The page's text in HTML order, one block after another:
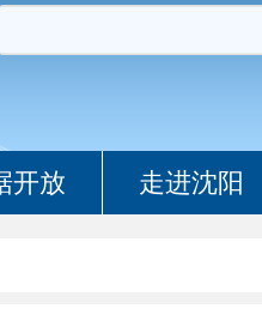
开放 走进沈阳